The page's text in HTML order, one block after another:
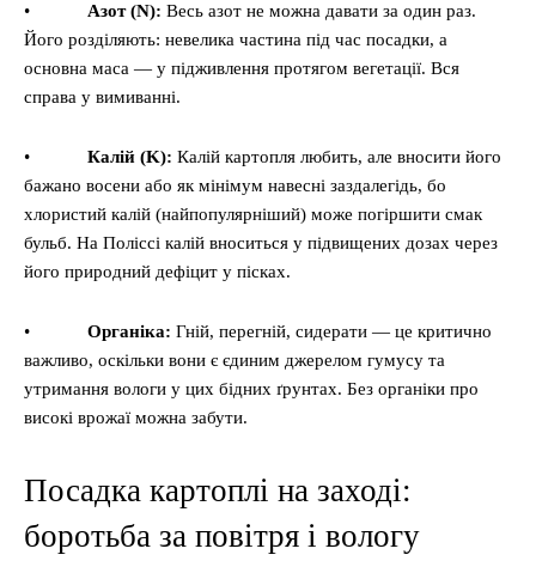
• Азот (N): Весь азот не можна давати за один раз.
Його розділяють: невелика частина під час посадки, а
основна маса — у підживлення протягом вегетації. Вся
справа у вимиванні.
• Калій (K): Калій картопля любить, але вносити його
бажано восени або як мінімум навесні заздалегідь, бо
хлористий калій (найпопулярніший) може погіршити смак
бульб. На Поліссі калій вноситься у підвищених дозах через
його природний дефіцит у пісках.
• Органіка: Гній, перегній, сидерати — це критично
важливо, оскільки вони є єдиним джерелом гумусу та
утримання вологи у цих бідних ґрунтах. Без органіки про
високі врожаї можна забути.
Посадка картоплі на заході:
боротьба за повітря і вологу